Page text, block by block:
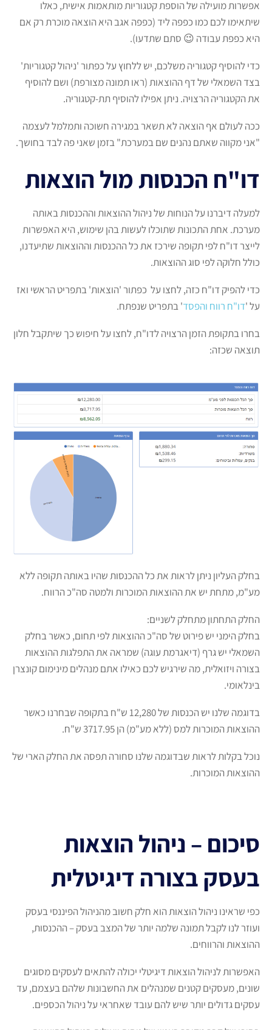
אפשרות מועילה של הוספת קטגוריות מותאמות אישית, כאלו
שיתאימו לכם כמו כפפה ליד (כפפה אגב היא הוצאה מוכרת רק אם
היא כפפת עבודה 😉 סתם שתדעו).
כדי להוסיף קטגוריה משלכם, יש ללחוץ על כפתור 'ניהול קטגוריות'
בצד השמאלי של דף ההוצאות (ראו תמונה מצורפת) ושם להוסיף
את הקטגוריה הרצויה. ניתן אפילו להוסיף תת-קטגוריה.
ככה לעולם אף הוצאה לא תשאר במגירה חשוכה ותמלמל לעצמה
"אני מקווה שאתם נהנים שם במערכת" בזמן שאני פה לבד בחושך.
דו"ח הכנסות מול הוצאות
למעלה דיברנו על הנוחות של ניהול ההוצאות וההכנסות באותה
מערכת. אחת התכונות שתוכלו לעשות בהן שימוש, היא האפשרות
לייצר דו"ח לפי תקופה שירכז את כל ההכנסות וההוצאות שתיעדנו,
כולל חלוקה לפי סוג ההוצאות.
כדי להפיק דו"ח כזה, לחצו על כפתור 'הוצאות' בתפריט הראשי ואז
על 'דו"ח רווח והפסד' בתפריט שנפתח.
בחרו בתקופת הזמן הרצויה לדו"ח, לחצו על חיפוש כך שיתקבל חלון
תוצאה שכזה:
בחלק העליון ניתן לראות את כל ההכנסות שהיו באותה תקופה ללא
מע"מ, מתחת יש את ההוצאות המוכרות ולמטה סה"כ הרווח.
החלק התחתון מתחלק לשניים:
בחלק הימני יש פירוט של סה"כ ההוצאות לפי תחום, כאשר בחלק
השמאלי יש גרף (דיאגרמת עוגה) שמראה את התפלגות ההוצאות
בצורה ויזואלית, מה שירגיש לכם כאילו אתם מנהלים מינימום קונצרן
בינלאומי.
בדוגמה שלנו יש הכנסות של 12,280 ש"ח בתקופה שבחרנו כאשר
ההוצאות המוכרות למס (ללא מע"מ) הן 3717.95 ש"ח.
נוכל בקלות לראות שבדוגמה שלנו סחורה תפסה את החלק הארי של
ההוצאות המוכרות.
סיכום – ניהול הוצאות
בעסק בצורה דיגיטלית
כפי שראינו ניהול הוצאות הוא חלק חשוב מהניהול הפיננסי בעסק
ועוזר לנו לקבל תמונה שלמה יותר של המצב בעסק – ההכנסות,
ההוצאות והרווחים.
האפשרות לניהול הוצאות דיגיטלי יכולה להתאים לעסקים מסוגים
שונים, מעסקים קטנים שמנהלים את החשבונות שלהם בעצמם, עד
עסקים גדולים יותר שיש להם עובד שאחראי על ניהול הכספים.